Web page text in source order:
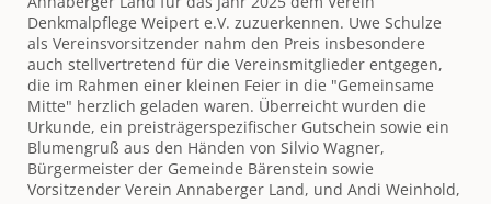
Denkmalpflege Weipert e.V. zuzuerkennen. Uwe Schulze
als Vereinsvorsitzender nahm den Preis insbesondere
auch stellvertretend für die Vereinsmitglieder entgegen,
die im Rahmen einer kleinen Feier in die "Gemeinsame
Mitte" herzlich geladen waren. Überreicht wurden die
Urkunde, ein preisträgerspezifischer Gutschein sowie ein
Blumengruß aus den Händen von Silvio Wagner,
Bürgermeister der Gemeinde Bärenstein sowie
Vorsitzender Verein Annaberger Land, und Andi Weinhold,